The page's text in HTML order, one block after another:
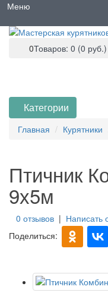
Меню
0Товаров: 0 (0 руб.)
Категории
Главная Курятники
Птичник
9х5м
0 отзывов | Написать
Поделиться: